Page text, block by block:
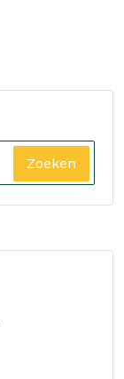
Zoeken